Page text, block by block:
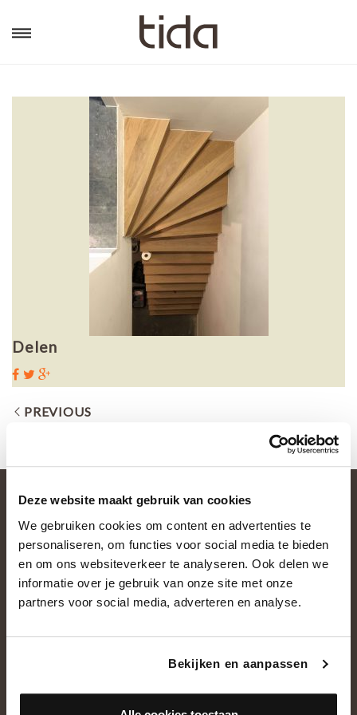
Deze website maakt gebruik van cookies
We gebruiken cookies om content en advertenties te
personaliseren, om functies voor social media te bieden
en om ons websiteverkeer te analyseren. Ook delen we
informatie over je gebruik van onze site met onze
partners voor social media, adverteren en analyse.
Bekijken en aanpassen
Delen
PREVIOUS